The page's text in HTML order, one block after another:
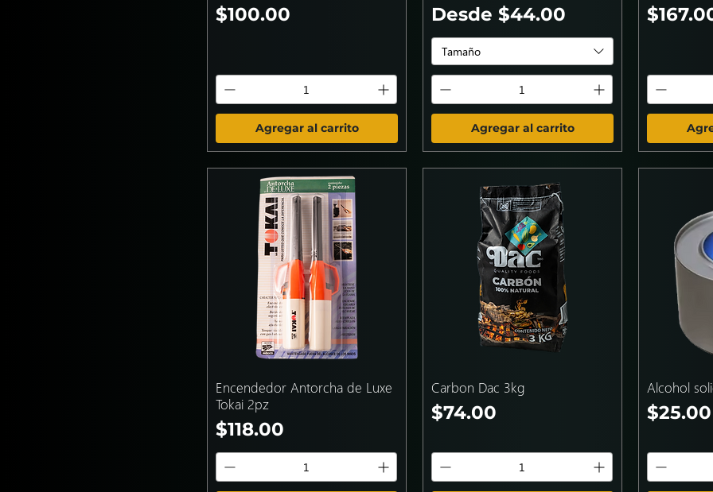
Precio
$100.00
Agregar al carrito
Desde $44.00
Precio de oferta
Tamaño
Agregar al carrito
Precio
Encendedor Antorcha de Luxe
Tokai 2pz
Precio
$118.00
Carbon Dac 3kg
Precio
$74.00
Alcohol
Precio
$25.00